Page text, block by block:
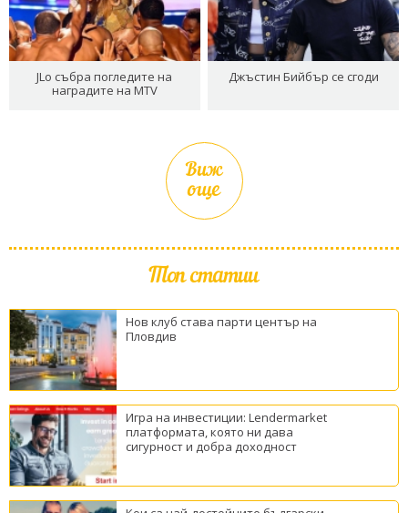
JLo събра погледите на
наградите на MTV
Джъстин Бийбър се сгоди
Виж
още
Топ статии
Нов клуб става парти център на
Пловдив
Игра на инвестиции: Lendermarket
платформата, която ни дава
сигурност и добра доходност